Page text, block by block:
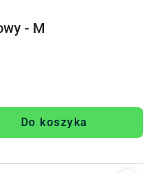
- M
Do koszyka